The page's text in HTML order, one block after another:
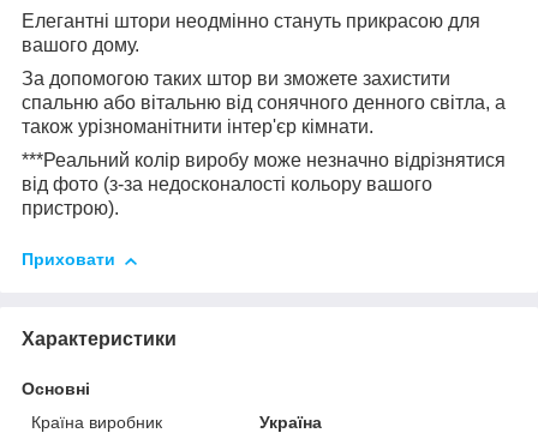
Елегантні штори неодмінно стануть прикрасою для
вашого дому.
За допомогою таких штор ви зможете захистити
спальню або вітальню від сонячного денного світла, а
також урізноманітнити інтер'єр кімнати.
***Реальний колір виробу може незначно відрізнятися
від фото (з-за недосконалості кольору вашого
пристрою).
Приховати
Характеристики
Основні
Країна виробник
Україна